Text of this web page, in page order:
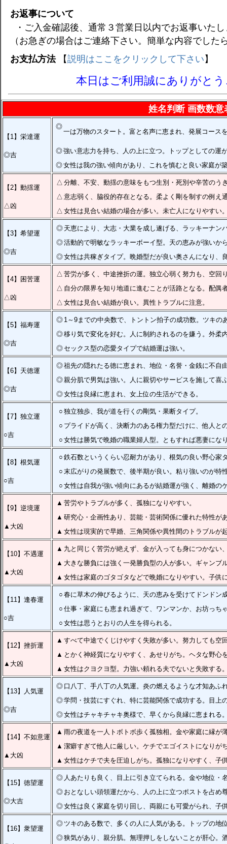
お返事について
・ご入金確認後、通常３営業日以内でお返事いた
（お急ぎの場合はご連絡下さい。簡単な内容でした
お支払方法【説明はここをクリックして下さい 】
本日はご利用誠にありがと
姓名判断 画数数意
【1】栄達運
◎吉
◎
一は万物のスタート。富と名声に恵まれ、発展コース
◎強い意志力を持ち、人の上に立つ。トップとしての運
◎女性は我の強い傾向があり、これを慎むと良い家庭が
【2】動揺運
△凶
△ 分離、不安、動揺の意味をもつ生別・死別や辛苦のう
△ 意志弱く、脇役的存在となる。柔よく剛を制すの例え
△ 女性は見合い結婚の場合が多い。未亡人になりやすい
【3】希望運
◎吉
◎ 天恵により、大志・大業を成し遂げる、ラッキーナン
◎活動的で明敏なラッキーボーイ型。天の恵みが強いか
◎女性は共稼ぎタイプ。晩婚型だが良い奥さんになり、
【4】困苦運
△凶
△ 苦労が多く、中途挫折の運。独立心弱く努力も、空回
△ 自分の限界を知り地道に進むことが活路となる。配偶
△ 女性は見合い結婚が良い。異性トラブルに注意。
【5】福寿運
◎吉
◎ 1～9までの中央数で、トントン拍子の成功数。ツキの
◎移り気で変化を好む。人に制約されるのを嫌う。外柔
◎ セックス型の恋愛タイプで結婚運は強い。
【6】天徳運
◎吉
◎祖先の隠れたる徳に恵まれ、地位・名誉・金銭に不自
◎親分肌で男気は強い。人に親切やサービスを施して喜
◎女性は良縁に恵まれ、女上位の生活ができる。
【7】独立運
○吉
○ 独立独歩、我が道を行くの剛気・果断タイプ。
○ プライドが高く、決断力のある権力型だけに、他人と
○ 女性は勝気で晩婚の職業婦人型。ともすれば悪妻にな
【8】根気運
○吉
○ 鉄石数というくらい忍耐力があり、根気の良い野心家
○ 末広がりの発展数で、後半期が良い。粘り強いのが特
○ 女性は自我が強い傾向にあるが結婚運が強く、離婚の
【9】逆境運
▲大凶
▲ 苦労やトラブルが多く、孤独になりやすい。
▲ 研究心・企画性あり、芸能・芸術関係に優れた特性が
▲ 女性は現実的で早婚、三角関係や異性間のトラブルが
【10】不遇運
▲大凶
▲ 九と同じく苦労が絶えず、金が入っても身につかない
▲ 大きな勝負には強く一発勝負型の人が多い。ギャンブ
▲ 女性は家庭のゴタゴタなどで晩婚になりやすい。子供
【11】逢春運
○吉
○ 春に草木の伸びるように、天の恵みを受けてドンドン
○ 仕事・家庭にも恵まれ過ぎて、ワンマンか、お坊っち
○ 女性は思うとおりの人生を得られる。
【12】挫折運
▲大凶
▲ すべて中途でくじけやすく失敗が多い。努力しても空
▲ とかく神経質になりやすく、あせりがち。ヘタな野心
▲ 女性はクヨクヨ型。力強い頼れる夫でないと失敗する
【13】人気運
◎吉
◎ 口八丁、手八丁の人気運。炎の燃えるような才知あふ
◎学問・技芸にすぐれ、特に芸能関係で成功する。目上
◎女性はチャキチャキ奥様で、早くから良縁に恵まれる
【14】不如意運
▲大凶
▲ 雨の夜道を一人トボトボ歩く孤独相。金や家庭に縁が
▲ 潔癖すぎて他人に厳しい。ケチでエゴイストになりが
▲ 女性はケチで夫を圧迫しがち。孤独になりやすく、子
【15】徳望運
◎大吉
◎ 人あたりも良く、目上に引き立てられる。金や地位・
◎ おとなしい頭領運だから、人の上に立つポストを占め
◎女性は良く家庭を切り回し、両親にも可愛がられ、子
【16】衆望運
◎ ツキのある数で、多くの人に人気がある。トップの地
◎狭気があり、親分肌。無理押しをしないことが肝心。